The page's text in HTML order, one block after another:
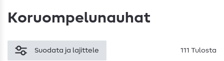
Koruompelunauhat
Suodata ja lajittele 111 Tulosta